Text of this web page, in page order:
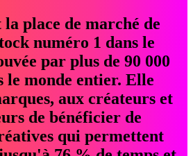
la place de marché de
numéro 1 dans le
par plus de 90 000
le monde entier. Elle
aux créateurs et
de bénéficier de
qui permettent